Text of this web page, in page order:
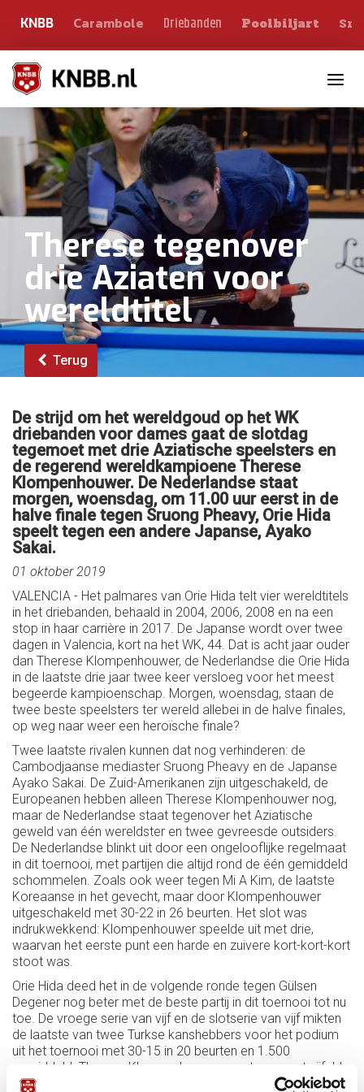
KNBB Carambole Driebanden Poolbiljart
Therese tegenover
drie Aziaten voor
wereldtitel
Terug
De strijd om het wereldgoud op het WK
driebanden voor dames gaat de slotdag
tegemoet met drie Aziatische speelsters en
de regerend wereldkampioene Therese
Klompenhouwer. De Nederlandse staat
morgen, woensdag, om 11.00 uur eerst in de
halve finale tegen Sruong Pheavy, Orie Hida
speelt tegen een andere Japanse, Ayako
Sakai.
01 oktober 2019
VALENCIA - Het palmares van Orie Hida telt vier wereldtitels
in het driebanden, behaald in 2004, 2006, 2008 en na een
stop in haar carrière in 2017. De Japanse wordt over twee
dagen in Valencia, kort na het WK, 44. Dat is acht jaar ouder
dan Therese Klompenhouwer, de Nederlandse die Orie Hida
in de laatste drie jaar twee keer versloeg voor het meest
begeerde kampioenschap. Morgen, woensdag, staan de
twee beste speelsters ter wereld allebei in de halve finales,
op weg naar weer een heroïsche finale?
Twee laatste rivalen kunnen dat nog verhinderen: de
Cambodjaanse mediaster Sruong Pheavy en de Japanse
Ayako Sakai. De Zuid-Amerikanen zijn uitgeschakeld, de
Europeanen hebben alleen Therese Klompenhouwer nog,
maar de Nederlandse staat tegenover het Aziatische
geweld van één wereldster en twee gevreesde outsiders.
De Nederlandse blinkt uit door een ongelooflijke regelmaat
in dit toernooi, met partijen die altijd rond de één gemiddeld
schommelen. Zoals ook weer tegen Mi A Kim, de laatste
Koreaanse in het gevecht, maar door Klompenhouwer
uitgeschakeld met 30-22 in 26 beurten. Het slot was
indrukwekkend: Klompenhouwer speelde uit met drie,
waarvan het eerste punt een harde en zuivere kort-kort-kort
stoot was.
Orie Hida deed het in de volgende ronde tegen Gülsen
Degener nog beter met de beste partij in dit toernooi tot nu
toe. De vroege serie van vijf en de slotserie van vijf mikten
de laatste van twee Turkse kanshebbers voor het podium
uit het toernooi met 30-15 in 20 beurten en 1.500
gemiddeld. Therese Klompenhouwer weet nu ongetwijfeld
dat ze de titel niet cadeau krijgt.